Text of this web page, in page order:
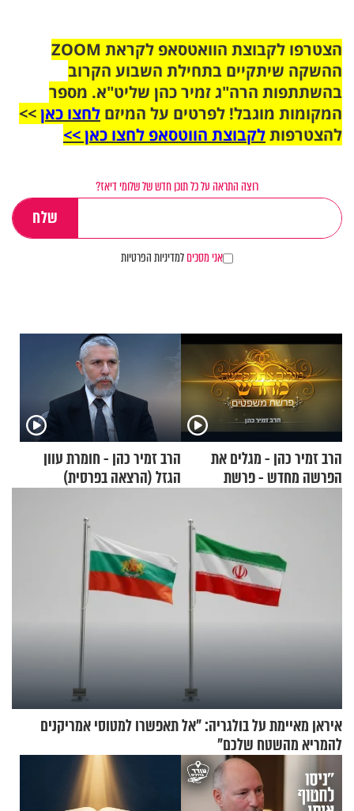
הצטרפו לקבוצת הוואטסאפ לקראת ZOOM
ההשקה שיתקיים בתחילת השבוע הקרוב
בהשתתפות הרה"ג זמיר כהן שליט"א. מספר
המקומות מוגבל! לפרטים על המיזם לחצו כאן>>
להצטרפותלקבוצת הווטסאפ לחצו כאן >>
רוצה התראה על כל תוכן חדש של שלומי דיאז?
אני מסכיםלמדיניות הפרטיות
הרב זמיר כהן - מגלים את
הפרשה מחדש - פרשת
הרב זמיר כהן - חומרת עוון
הגזל (הרצאה בפרסית)
איראן מאיימת על בולגריה: "אל תאפשרו למטוסי אמריקנים
להמריא מהשטח שלכם"